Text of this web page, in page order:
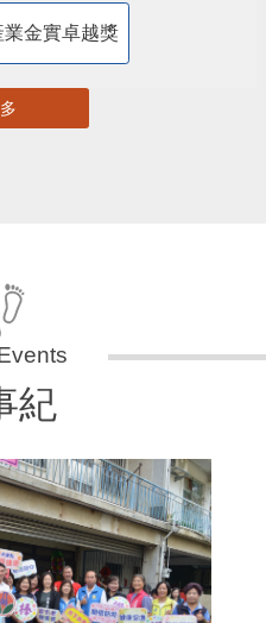
業金實卓越獎
紀